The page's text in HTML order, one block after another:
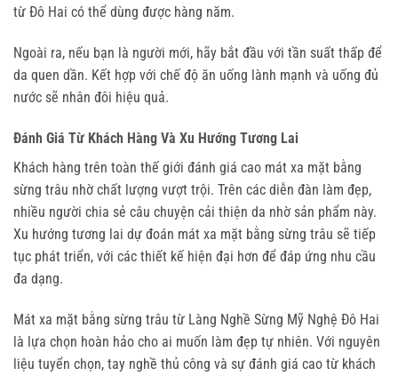
từ Đô Hai có thể dùng được hàng năm.
Ngoài ra, nếu bạn là người mới, hãy bắt đầu với tần suất thấp để
da quen dần. Kết hợp với chế độ ăn uống lành mạnh và uống đủ
nước sẽ nhân đôi hiệu quả.
Đánh Giá Từ Khách Hàng Và Xu Hướng Tương Lai
Khách hàng trên toàn thế giới đánh giá cao mát xa mặt bằng
sừng trâu nhờ chất lượng vượt trội. Trên các diễn đàn làm đẹp,
nhiều người chia sẻ câu chuyện cải thiện da nhờ sản phẩm này.
Xu hướng tương lai dự đoán mát xa mặt bằng sừng trâu sẽ tiếp
tục phát triển, với các thiết kế hiện đại hơn để đáp ứng nhu cầu
đa dạng.
Mát xa mặt bằng sừng trâu từ Làng Nghề Sừng Mỹ Nghệ Đô Hai
là lựa chọn hoàn hảo cho ai muốn làm đẹp tự nhiên. Với nguyên
liệu tuyển chọn, tay nghề thủ công và sự đánh giá cao từ khách